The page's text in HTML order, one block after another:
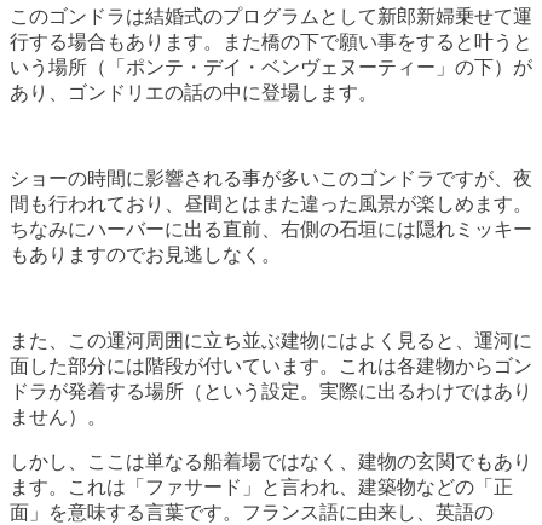
このゴンドラは結婚式のプログラムとして新郎新婦乗せて運
行する場合もあります。また橋の下で願い事をすると叶うと
いう場所（「ポンテ・デイ・ベンヴェヌーティー」の下）が
あり、ゴンドリエの話の中に登場します。
ショーの時間に影響される事が多いこのゴンドラですが、夜
間も行われており、昼間とはまた違った風景が楽しめます。
ちなみにハーバーに出る直前、右側の石垣には隠れミッキー
もありますのでお見逃しなく。
また、この運河周囲に立ち並ぶ建物にはよく見ると、運河に
面した部分には階段が付いています。これは各建物からゴン
ドラが発着する場所（という設定。実際に出るわけではあり
ません）。
しかし、ここは単なる船着場ではなく、建物の玄関でもあり
ます。これは「ファサード」と言われ、建築物などの「正
面」を意味する言葉です。フランス語に由来し、英語の